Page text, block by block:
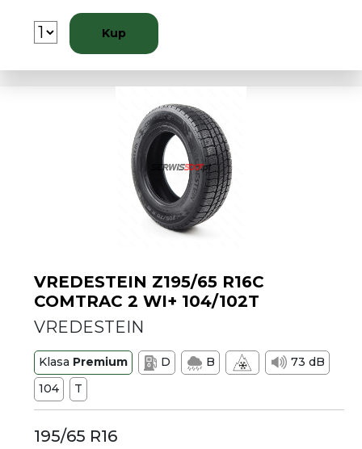
Kup
VREDESTEIN Z195/65 R16C
COMTRAC 2 WI+ 104/102T
VREDESTEIN
Klasa Premium D B
73 dB
104
T
195/65 R16